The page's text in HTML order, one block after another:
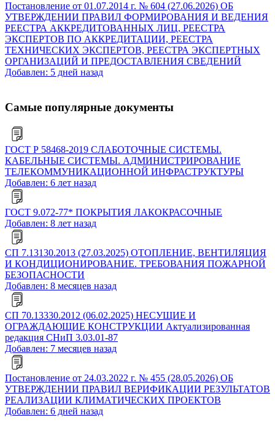
Постановление от 01.07.2014 г. № 604 (27.06.2026) ОБ
УТВЕРЖДЕНИИ ПРАВИЛ ФОРМИРОВАНИЯ И ВЕДЕНИЯ
РЕЕСТРА АККРЕДИТОВАННЫХ ЛИЦ, РЕЕСТРА
ЭКСПЕРТОВ ПО АККРЕДИТАЦИИ, РЕЕСТРА
ТЕХНИЧЕСКИХ ЭКСПЕРТОВ, РЕЕСТРА ЭКСПЕРТНЫХ
ОРГАНИЗАЦИЙ И ПРЕДОСТАВЛЕНИЯ СВЕДЕНИЙ
Добавлен: 5 дней назад
Самые популярные документы
ГОСТ Р 58468-2019 СЛАБОТОЧНЫЕ СИСТЕМЫ.
КАБЕЛЬНЫЕ СИСТЕМЫ. АДМИНИСТРИРОВАНИЕ
ТЕЛЕКОММУНИКАЦИОННОЙ ИНФРАСТРУКТУРЫ
Добавлен: 6 лет назад
ГОСТ 9.072-77* ПОКРЫТИЯ ЛАКОКРАСОЧНЫЕ
Добавлен: 8 лет назад
СП 7.13130.2013 (27.03.2025) ОТОПЛЕНИЕ, ВЕНТИЛЯЦИЯ
И КОНДИЦИОНИРОВАНИЕ. ТРЕБОВАНИЯ ПОЖАРНОЙ
БЕЗОПАСНОСТИ
Добавлен: 8 месяцев назад
СП 70.13330.2012 (06.02.2025) НЕСУЩИЕ И
ОГРАЖДАЮЩИЕ КОНСТРУКЦИИ Актуализированная
редакция СНиП 3.03.01-87
Добавлен: 7 месяцев назад
Постановление от 24.03.2022 г. № 455 (28.05.2026) ОБ
УТВЕРЖДЕНИИ ПРАВИЛ ВЕРИФИКАЦИИ РЕЗУЛЬТАТОВ
РЕАЛИЗАЦИИ КЛИМАТИЧЕСКИХ ПРОЕКТОВ
Добавлен: 6 дней назад